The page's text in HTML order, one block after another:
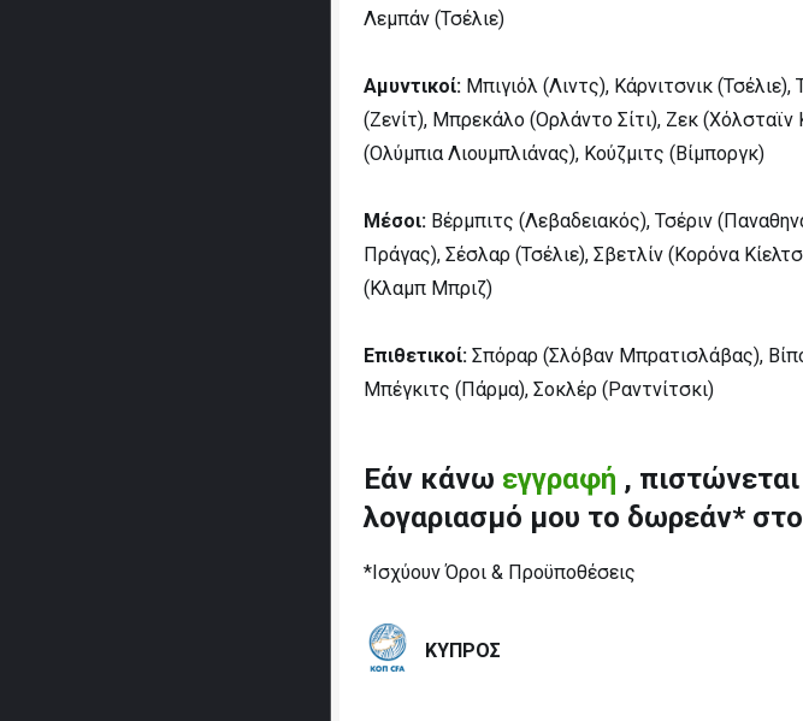
Λεμπάν (Τσέλιε)
Αμυντικοί: Μπιγιόλ (Λιντς), Κάρνιτσνικ
(Ζενίτ), Μπρεκάλο (Ορλάντο Σίτι), Ζεκ (Χόλσταϊν
(Ολύμπια Λιουμπλιάνας), Κούζμιτς (Βίμποργκ)
Μέσοι: Βέρμπιτς (Λεβαδειακός), Τσέριν
Πράγας), Σέσλαρ (Τσέλιε), Σβετλίν (Κορόνα
(Κλαμπ Μπριζ)
Επιθετικοί: Σπόραρ (Σλόβαν Μπρατισλάβας),
Μπέγκιτς (Πάρμα), Σοκλέρ (Ραντνίτσκι)
Εάν κάνω εγγραφή ,
λογαριασμό μου το δωρεάν*
*Ισχύουν Όροι & Προϋποθέσεις
ΚΥΠΡΟΣ